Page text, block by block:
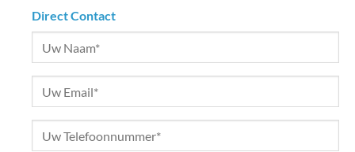
Direct Contact